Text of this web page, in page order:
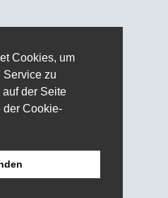
Cookies, um
Service zu
der Seite
der Cookie-